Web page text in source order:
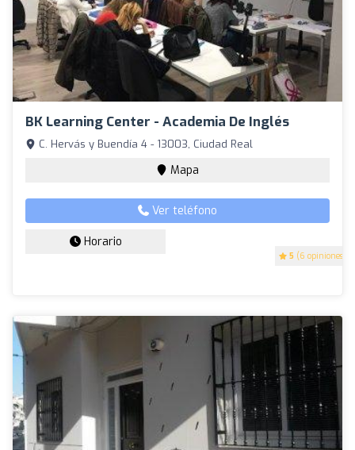
BK Learning Center - Academia De Inglés
5 (6 opiniones)
C. Hervás y Buendía 4 - 13003, Ciudad Real
Mapa
Ver teléfono
Horario